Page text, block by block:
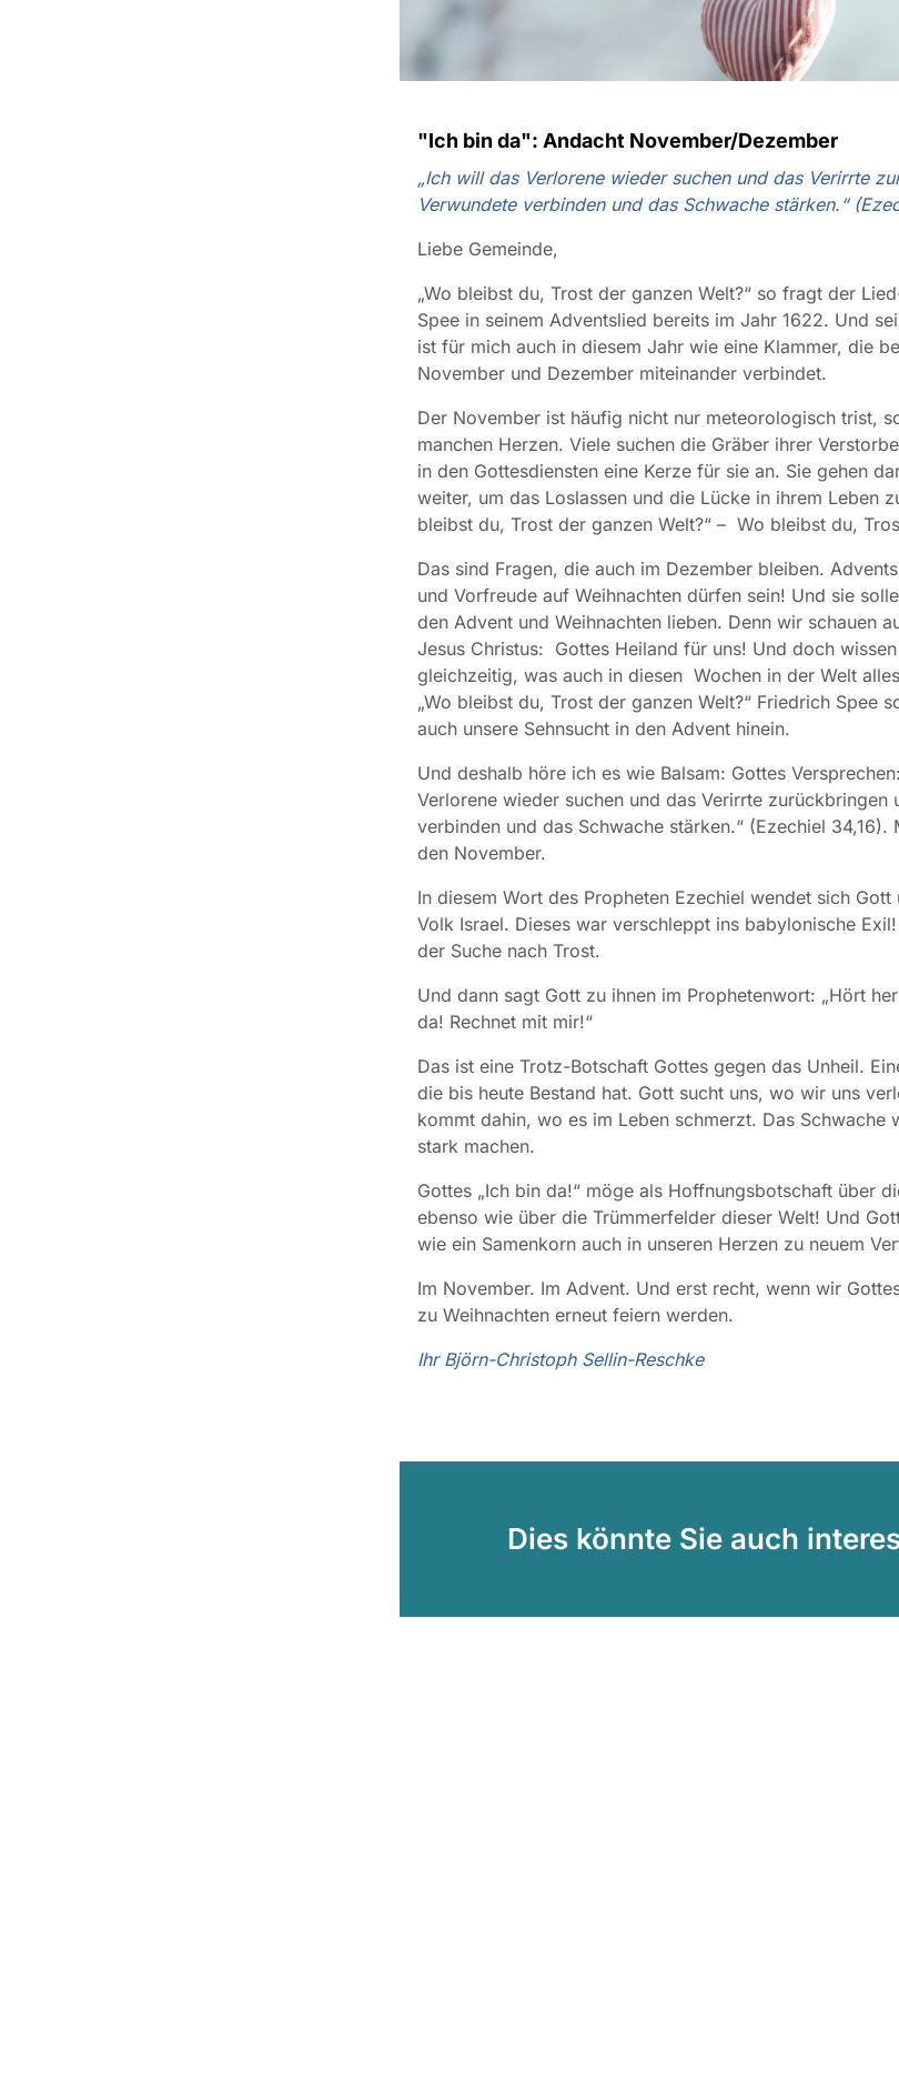
"Ich bin da": Andacht November/Dezember
„Ich will das Verlorene wieder suchen und das Verirrte
Verwundete verbinden und das Schwache stärken.“
Liebe Gemeinde,
„Wo bleibst du, Trost der ganzen Welt?“ so fragt der
Spee in seinem Adventslied bereits im Jahr 1622. Und
ist für mich auch in diesem Jahr wie eine Klammer, die
November und Dezember miteinander verbindet.
Der November ist häufig nicht nur meteorologisch trist,
manchen Herzen. Viele suchen die Gräber ihrer
in den Gottesdiensten eine Kerze für sie an. Sie gehen
weiter, um das Loslassen und die Lücke in ihrem Leben
bleibst du, Trost der ganzen Welt?“ – Wo bleibst du,
Das sind Fragen, die auch im Dezember bleiben.
und Vorfreude auf Weihnachten dürfen sein! Und sie
den Advent und Weihnachten lieben. Denn wir schauen
Jesus Christus: Gottes Heiland für uns! Und doch
gleichzeitig, was auch in diesen Wochen in der Welt
„Wo bleibst du, Trost der ganzen Welt?“ Friedrich Spee
auch unsere Sehnsucht in den Advent hinein.
Und deshalb höre ich es wie Balsam: Gottes
Verlorene wieder suchen und das Verirrte zurückbringen
verbinden und das Schwache stärken.“ (Ezechiel 34,16).
den November.
In diesem Wort des Propheten Ezechiel wendet sich
Volk Israel. Dieses war verschleppt ins babylonische
der Suche nach Trost.
Und dann sagt Gott zu ihnen im Prophetenwort: „Hört
da! Rechnet mit mir!“
Das ist eine Trotz-Botschaft Gottes gegen das Unheil.
die bis heute Bestand hat. Gott sucht uns, wo wir uns
kommt dahin, wo es im Leben schmerzt. Das Schwache
stark machen.
Gottes „Ich bin da!“ möge als Hoffnungsbotschaft über
ebenso wie über die Trümmerfelder dieser Welt! Und
wie ein Samenkorn auch in unseren Herzen zu neuem
Im November. Im Advent. Und erst recht, wenn wir
zu Weihnachten erneut feiern werden.
Ihr Björn-Christoph Sellin-Reschke
Dies könnte Sie auch